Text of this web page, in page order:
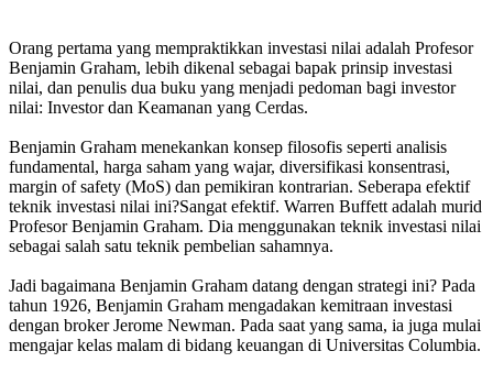
Orang pertama yang mempraktikkan investasi nilai adalah Profesor
Benjamin Graham, lebih dikenal sebagai bapak prinsip investasi
nilai, dan penulis dua buku yang menjadi pedoman bagi investor
nilai: Investor dan Keamanan yang Cerdas.
Benjamin Graham menekankan konsep filosofis seperti analisis
fundamental, harga saham yang wajar, diversifikasi konsentrasi,
margin of safety (MoS) dan pemikiran kontrarian. Seberapa efektif
teknik investasi nilai ini?Sangat efektif. Warren Buffett adalah murid
Profesor Benjamin Graham. Dia menggunakan teknik investasi nilai
sebagai salah satu teknik pembelian sahamnya.
Jadi bagaimana Benjamin Graham datang dengan strategi ini? Pada
tahun 1926, Benjamin Graham mengadakan kemitraan investasi
dengan broker Jerome Newman. Pada saat yang sama, ia juga mulai
mengajar kelas malam di bidang keuangan di Universitas Columbia.